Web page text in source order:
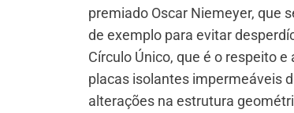
premiado Oscar Niemeyer, que
de exemplo para evitar
Círculo Único, que é o respeito
placas isolantes impermeáveis
alterações na estrutura